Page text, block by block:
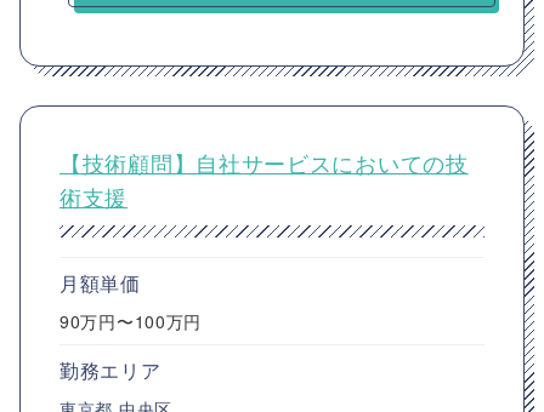
【技術顧問】自社サービスにおいての技
術支援
月額単価
90万円〜100万円
勤務エリア